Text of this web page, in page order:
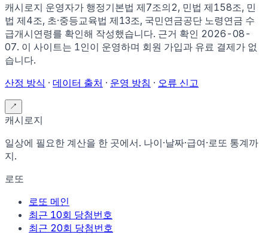
캐시로지 운영자가 행정기본법 제7조의2, 민법 제158조, 민
법 제4조, 초·중등교육법 제13조, 국민연금공단 노령연금 수
급개시연령를 확인해 작성했습니다. 근거 확인 2026-08-
07. 이 사이트는 1인이 운영하며 회원 가입과 유료 결제가 없
습니다.
산정 방식 · 데이터 출처 · 운영 방침 · 오류 신고
↗
캐시로지
일상에 필요한 계산을 한 곳에서. 나이·날짜·급여·로또 통계까
지.
로또
로또 메인
최근 10회 당첨번호
최근 20회 당첨번호